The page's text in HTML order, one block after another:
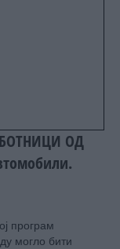
ОД
програм
могло бити